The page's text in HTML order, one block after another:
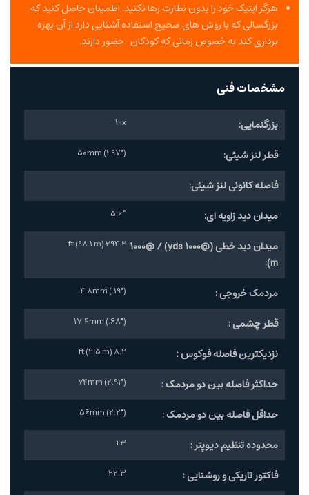
هرگز اپتیک خود را بدون نظارت رها نکنید. اطمینان حاصل کنید که
بزرگسالی که با روش های صحیح استفاده آشنایی دارد از آن بهره
برداری کند به خصوص زمانی که کودکان حضور دارند.
مشخصات فنی
بزرگنمایی: 10x
قطر لنز شیئی: 50mm (1.97")
فاصله کانونی لنز شیئی:
میدان دید زاویه ای:
5.6°
میدان دید خطی (@1000 yds) / @1000
m):
294.2 ft (98.1 m)
مردمک خروجی : 4.8mm (.19")
قطر چشمی : 17.4mm (.68")
نزدیکترین فاصله فوکوس : 8.2 ft (2.5 m)
حداکثر فاصله بین دو مردمک : 74mm (2.91")
حداقل فاصله بین دو مردمک : 56mm (2.2")
محدوده تنظیم دیوپتر : ±3
فاکتور تاریکی و روشنایی : 22.3